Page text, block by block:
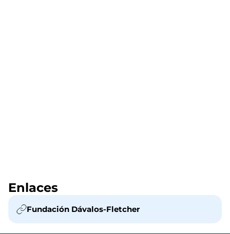
Enlaces
Fundación Dávalos-Fletcher